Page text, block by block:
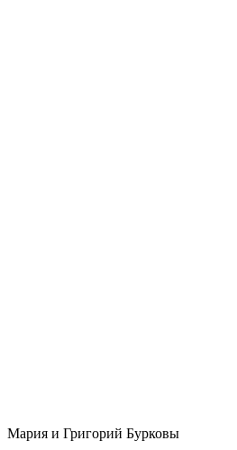
Мария и Григорий Бурковы